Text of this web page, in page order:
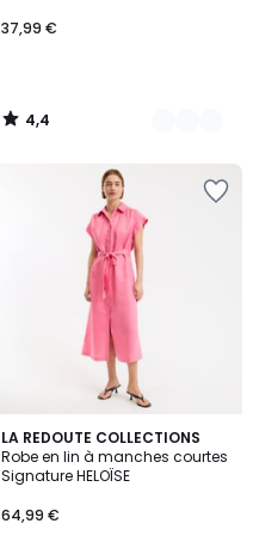
37,99 €
4,4
/
LA REDOUTE COLLECTIONS
Robe en lin à manches courtes
Signature HELOÏSE
64,99 €
4,3
/ 5
2
Couleurs